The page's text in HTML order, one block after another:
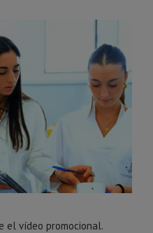
el vídeo promocional.